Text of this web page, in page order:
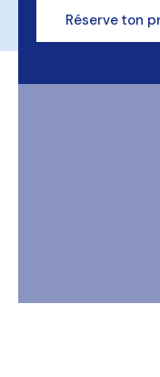
Réserve ton